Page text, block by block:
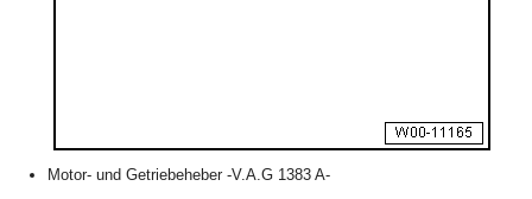
Motor- und Getriebeheber -V.A.G 1383 A-